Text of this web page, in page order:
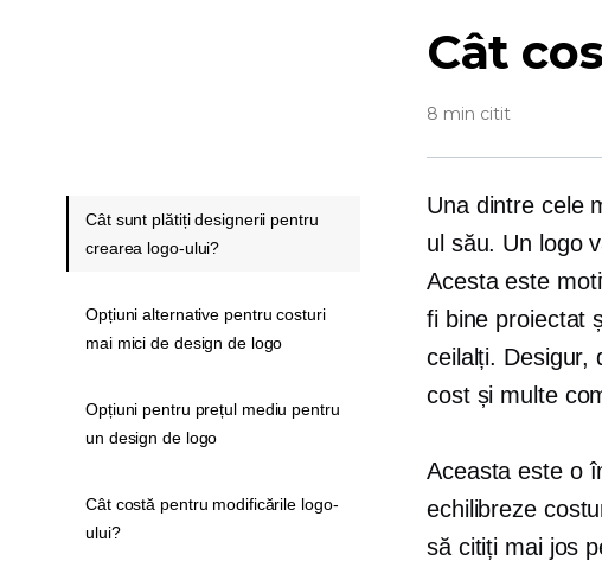
Cât
8 min citit
Una dintre cele
ul său. Un logo
Acesta este
fi bine proiectat
ceilalți. Desigur,
cost și multe
Aceasta este o
echilibreze
să citiți mai jos
Cât sunt plătiți designerii pentru
crearea logo-ului?
Opțiuni alternative pentru costuri
mai mici de design de logo
Opțiuni pentru prețul mediu pentru
un design de logo
Cât costă pentru modificările logo-
ului?